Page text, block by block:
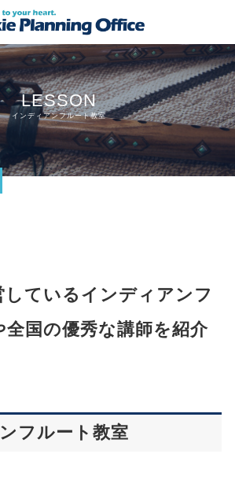
LESSON
インディアンフルート教室
しているインディアンフ
全国の優秀な講師を紹介
フルート教室